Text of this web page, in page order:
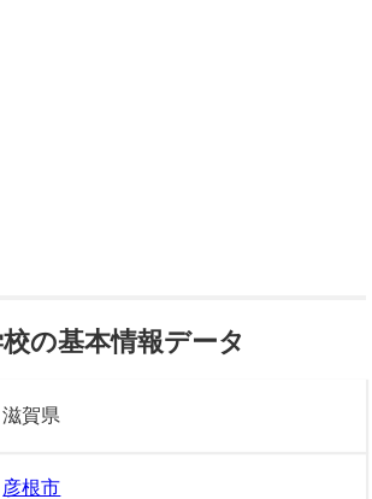
の基本情報データ
滋賀県
彦根市